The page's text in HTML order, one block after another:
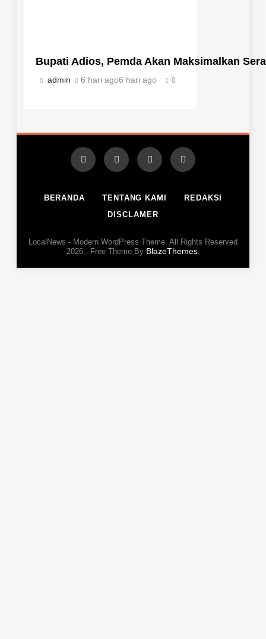
Bupati Adios, Pemda Akan Maksimalkan
admin 6 hari ago6 hari ago 0
BERANDA TENTANG KAMI
REDAKSI
DISCLAMER
LocalNews - Modern WordPress Theme. All Rights Reserved
2026.. Free Theme By BlazeThemes.